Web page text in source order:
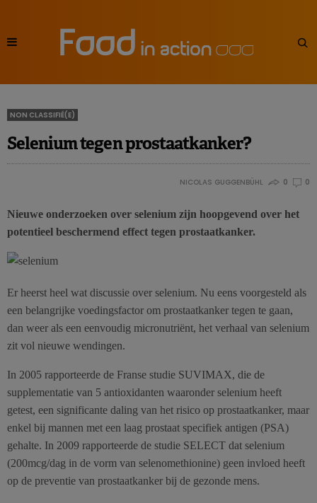
NON CLASSIFIÉ(E)
Selenium tegen prostaatkanker?
NICOLAS GUGGENBÜHL 0 0
Nieuwe onderzoeken over selenium zijn hoopgevend over het
potentieel beschermend effect tegen prostaatkanker.
Er heerst heel wat discussie over selenium. Nu eens voorgesteld als
een belangrijke voedingsfactor om prostaatkanker tegen te gaan,
dan weer als een eenvoudig micronutriënt, het verhaal van selenium
zit vol nieuwe wendingen.
In 2005 rapporteerde de Franse studie SUVIMAX, die de
supplementatie van 5 antioxidanten waaronder selenium heeft
getest, een significante daling van het risico op prostaatkanker, maar
enkel bij mannen met een laag prostaat specifiek antigen (PSA)
gehalte. In 2009 rapporteerde de studie SELECT dat selenium
(200mcg/dag in de vorm van selenomethionine) geen invloed heeft
op de preventie van prostaatkanker bij de gezonde mens.